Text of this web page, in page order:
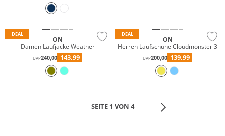
DEAL
ON
Damen Laufjacke Weather
UVP240,00 143,99
DEAL
ON
Herren Laufschuhe Cloudmonster 3
UVP200,00 139,99
SEITE 1 VON 4